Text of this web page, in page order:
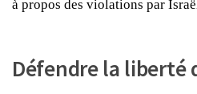
à propos des violations par
Défendre la liberté